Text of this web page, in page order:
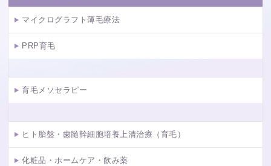
マイクログラフト薄毛療法
PRP育毛
育毛メソセラピー
ヒト胎盤・歯髄幹細胞培養上清治療（育毛）
化粧品・ホームケア・飲み薬